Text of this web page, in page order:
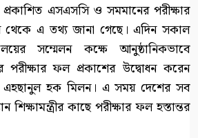
এসএসসি ও সমমানের পরীক্ষার
থেকে এ তথ্য জানা গেছে। এদিন সকাল
সম্মেলন কক্ষে আনুষ্ঠানিকভাবে
ফল প্রকাশের উদ্বোধন করেন
এহছানুল হক মিলন। এ সময় দেশের সব
শিক্ষামন্ত্রীর কাছে পরীক্ষার ফল হস্তান্তর